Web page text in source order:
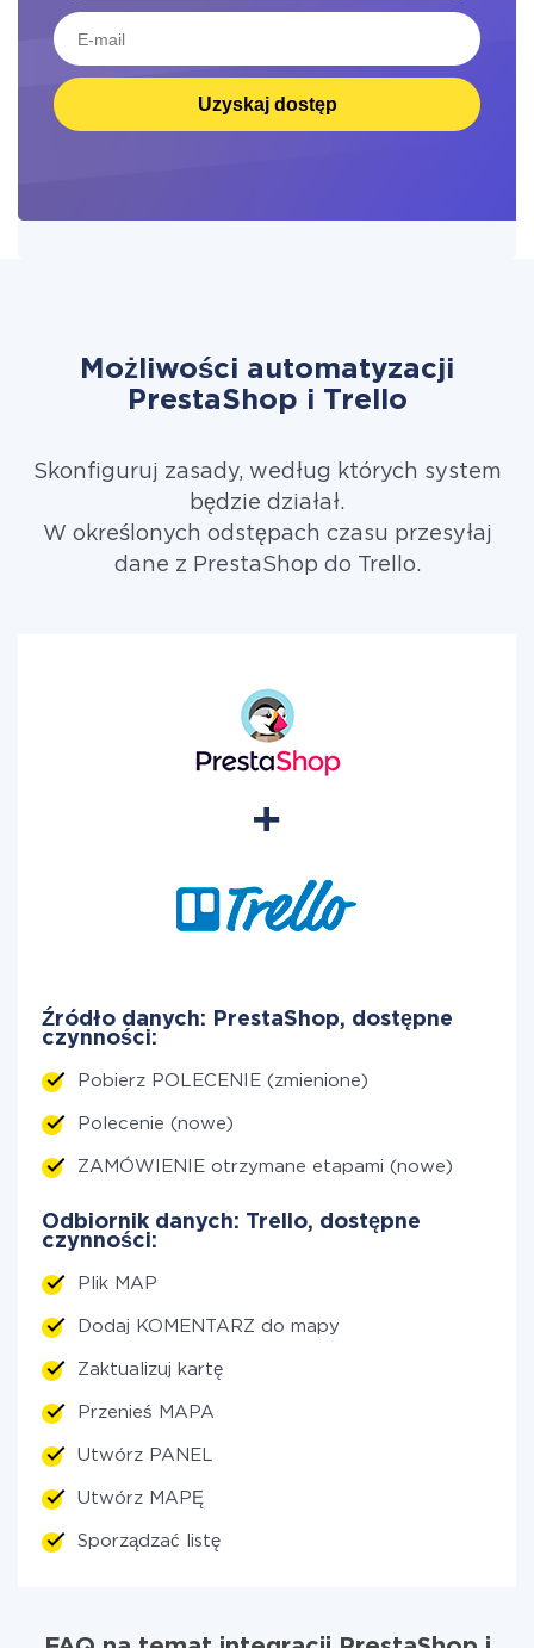
Uzyskaj dostęp
Możliwości automatyzacji
PrestaShop i Trello
Skonfiguruj zasady, według których system
będzie działał.
W określonych odstępach czasu przesyłaj
dane z PrestaShop do Trello.
Źródło danych: PrestaShop, dostępne
czynności:
Pobierz POLECENIE (zmienione)
Polecenie (nowe)
ZAMÓWIENIE otrzymane etapami (nowe)
Odbiornik danych: Trello, dostępne
czynności:
Plik MAP
Dodaj KOMENTARZ do mapy
Zaktualizuj kartę
Przenieś MAPA
Utwórz PANEL
Utwórz MAPĘ
Sporządzać listę